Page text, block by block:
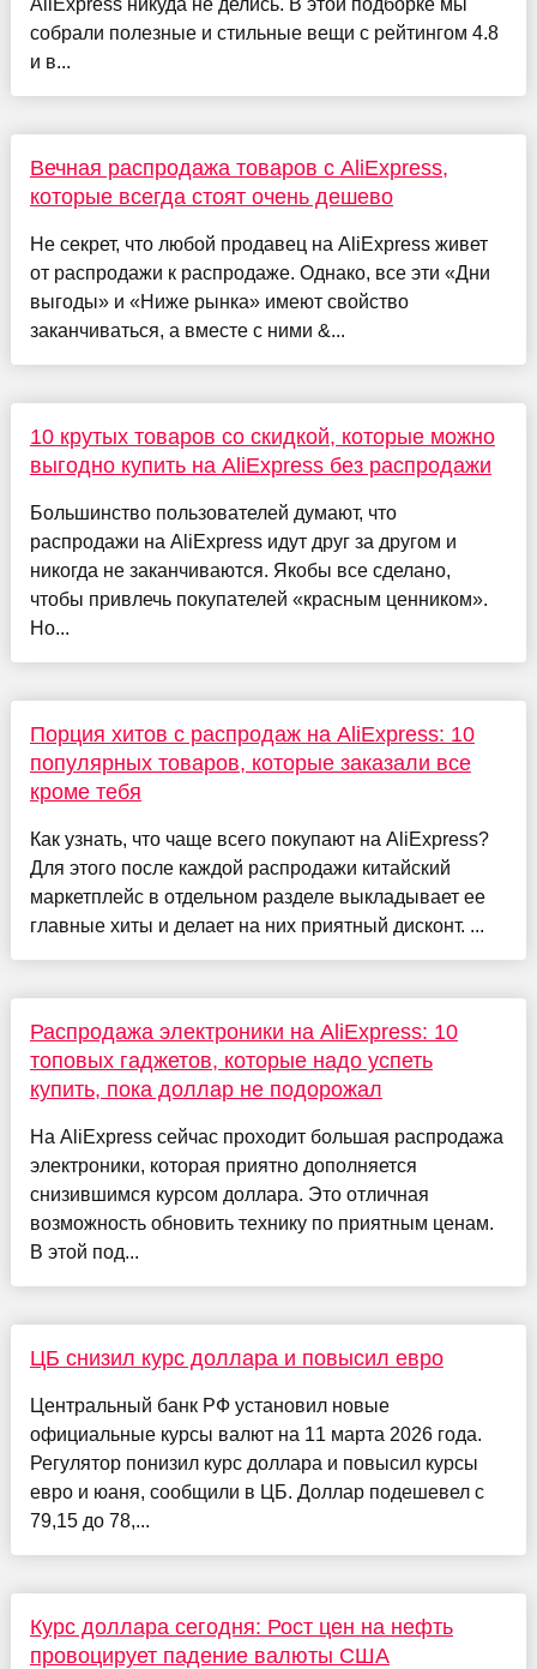
собрали полезные и стильные вещи с рейтингом 4.8
и в...
Вечная распродажа товаров с AliExpress,
которые всегда стоят очень дешево
Не секрет, что любой продавец на AliExpress живет
от распродажи к распродаже. Однако, все эти «Дни
выгоды» и «Ниже рынка» имеют свойство
заканчиваться, а вместе с ними &...
10 крутых товаров со скидкой, которые можно
выгодно купить на AliExpress без распродажи
Большинство пользователей думают, что
распродажи на AliExpress идут друг за другом и
никогда не заканчиваются. Якобы все сделано,
чтобы привлечь покупателей «красным ценником».
Но...
Порция хитов с распродаж на AliExpress: 10
популярных товаров, которые заказали все
кроме тебя
Как узнать, что чаще всего покупают на AliExpress?
Для этого после каждой распродажи китайский
маркетплейс в отдельном разделе выкладывает ее
главные хиты и делает на них приятный дисконт. ...
Распродажа электроники на AliExpress: 10
топовых гаджетов, которые надо успеть
купить, пока доллар не подорожал
На AliExpress сейчас проходит большая распродажа
электроники, которая приятно дополняется
снизившимся курсом доллара. Это отличная
возможность обновить технику по приятным ценам.
В этой под...
ЦБ снизил курс доллара и повысил евро
Центральный банк РФ установил новые
официальные курсы валют на 11 марта 2026 года.
Регулятор понизил курс доллара и повысил курсы
евро и юаня, сообщили в ЦБ. Доллар подешевел с
79,15 до 78,...
Курс доллара сегодня: Рост цен на нефть
провоцирует падение валюты США